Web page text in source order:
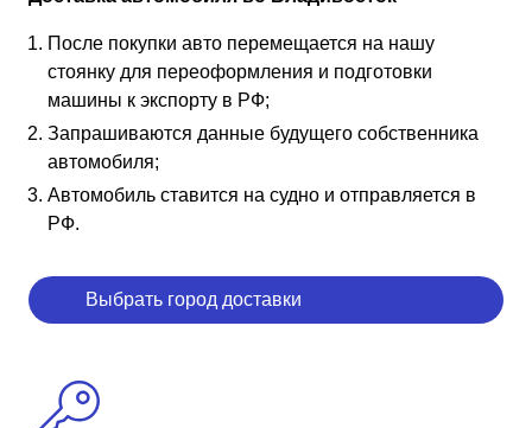
После покупки авто перемещается на нашу
стоянку для переоформления и подготовки
машины к экспорту в РФ;
Запрашиваются данные будущего собственника
автомобиля;
Автомобиль ставится на судно и отправляется в
РФ.
Выбрать город доставки